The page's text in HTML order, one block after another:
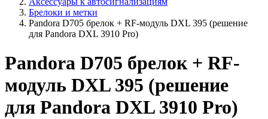
Брелоки и метки
Pandora D705 брелок + RF-модуль DXL 395 (решение
для Pandora DXL 3910 Pro)
Pandora D705 брелок + RF-
модуль DXL 395 (решение
для Pandora DXL 3910 Pro)